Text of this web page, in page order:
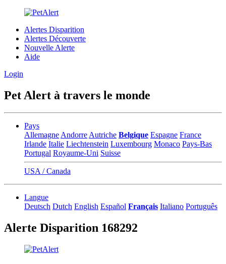
Alertes Disparition
Alertes Découverte
Nouvelle Alerte
Aide
Login
Pet Alert à travers le monde
Pays
Allemagne Andorre Autriche Belgique Espagne France
Irlande Italie Liechtenstein Luxembourg Monaco Pays-Bas
Portugal Royaume-Uni Suisse
USA / Canada
Langue
Deutsch Dutch English Español Français Italiano Português
Alerte Disparition 168292